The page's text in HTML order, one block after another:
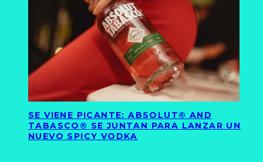
SE VIENE PICANTE: ABSOLUT® AND
TABASCO® SE JUNTAN PARA LANZAR UN
NUEVO SPICY VODKA